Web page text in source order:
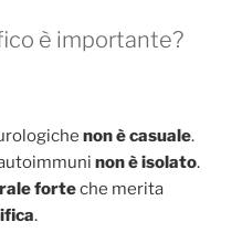
è importante?
non è casuale.
non è isolato.
forteche merita
.